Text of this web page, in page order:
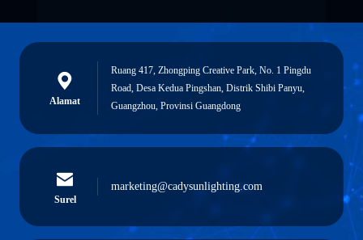
Alamat
Ruang 417, Zhongping Creative Park, No. 1 Pingdu
Road, Desa Kedua Pingshan, Distrik Shibi Panyu,
Guangzhou, Provinsi Guangdong
Surel
marketing@cadysunlighting.com